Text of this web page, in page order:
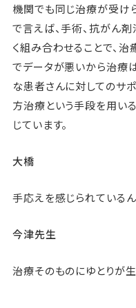
機関でも同じ治療が受け
で言えば、手術、抗がん
く組み合わせることで、治
でデータが悪いから治療
な患者さんに対してのサ
方治療という手段を用い
じています。
大橋
手応えを感じられているん
今津先生
治療そのものにゆとりが